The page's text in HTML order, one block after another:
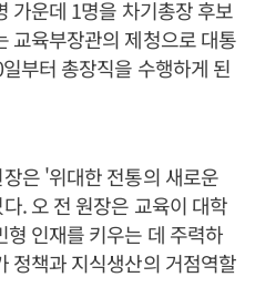
가운데 1명을 차기총장 후보
교육부장관의 제청으로 대통
부터 총장직을 수행하게 된
은 '위대한 전통의 새로운
. 오 전 원장은 교육이 대학
인재를 키우는 데 주력하
정책과 지식생산의 거점역할